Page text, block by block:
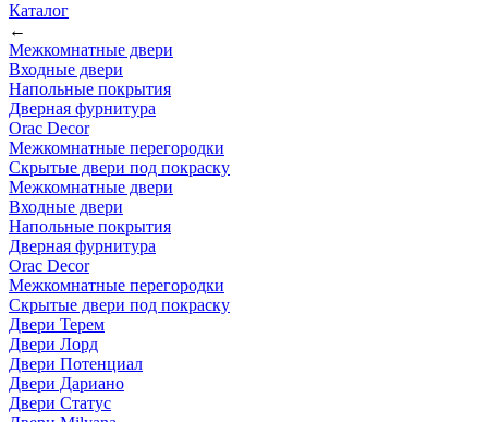
Каталог
←
Межкомнатные двери
Входные двери
Напольные покрытия
Дверная фурнитура
Orac Decor
Межкомнатные перегородки
Скрытые двери под покраскy
Межкомнатные двери
Входные двери
Напольные покрытия
Дверная фурнитура
Orac Decor
Межкомнатные перегородки
Скрытые двери под покраскy
Двери Терем
Двери Лорд
Двери Потенциал
Двери Дариано
Двери Статус